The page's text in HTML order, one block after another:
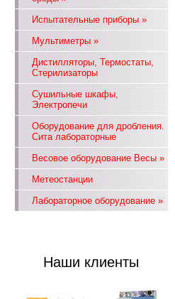
Испытательные приборы»
Мультиметры»
Дистилляторы, Термостаты,
Стерилизаторы
Сушильные шкафы,
Электропечи
Оборудование для дробления.
Сита лабораторные
Весовое оборудование Весы»
Метеостанции
Лабораторное оборудование»
Наши клиенты